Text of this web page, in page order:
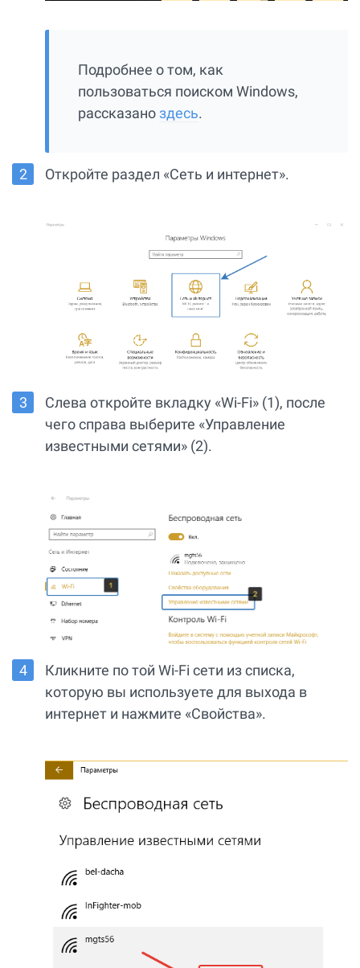
Подробнее о том, как
пользоваться поиском Windows,
рассказаноздесь.
Откройте раздел «Сеть и интернет».
Слева откройте вкладку «Wi-Fi» (1), после
чего справа выберите «Управление
известными сетями» (2).
Кликните по той Wi-Fi сети из списка,
которую вы используете для выхода в
интернет и нажмите «Свойства».